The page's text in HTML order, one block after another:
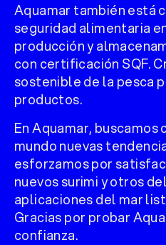
Aquamar también está
seguridad alimentaria
producción y
con certificación SQF.
sostenible de la pesca
productos.
En Aquamar,
mundo nuevas
esforzamos por
nuevos surimi y otros
aplicaciones del mar
Gracias por probar
confianza.